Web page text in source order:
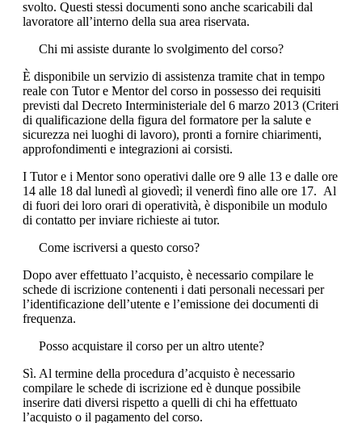
svolto. Questi stessi documenti sono anche scaricabili dal
lavoratore all’interno della sua area riservata.
Chi mi assiste durante lo svolgimento del corso?
È disponibile un servizio di assistenza tramite chat in tempo
reale con Tutor e Mentor del corso in possesso dei requisiti
previsti dal Decreto Interministeriale del 6 marzo 2013 (Criteri
di qualificazione della figura del formatore per la salute e
sicurezza nei luoghi di lavoro), pronti a fornire chiarimenti,
approfondimenti e integrazioni ai corsisti.
I Tutor e i Mentor sono operativi dalle ore 9 alle 13 e dalle ore
14 alle 18 dal lunedì al giovedì; il venerdì fino alle ore 17. Al
di fuori dei loro orari di operatività, è disponibile un modulo
di contatto per inviare richieste ai tutor.
Come iscriversi a questo corso?
Dopo aver effettuato l’acquisto, è necessario compilare le
schede di iscrizione contenenti i dati personali necessari per
l’identificazione dell’utente e l’emissione dei documenti di
frequenza.
Posso acquistare il corso per un altro utente?
Sì. Al termine della procedura d’acquisto è necessario
compilare le schede di iscrizione ed è dunque possibile
inserire dati diversi rispetto a quelli di chi ha effettuato
l’acquisto o il pagamento del corso.